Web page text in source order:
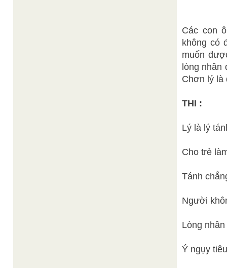
Các con
không có
muốn
lòng nhân
Chơn lý là
THI :
Lý là lý
Cho trẻ
Tánh
Người
Lòng
Ý ngụy